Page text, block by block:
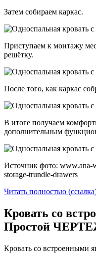
Затем собираем каркас.
Приступаем к монтажу
решётку.
После того, как каркас
В итоге получаем
дополнительным
Источник фото: www.ana-
storage-trundle-drawers
Читать полностью
Кровать со
Простой
Кровать со